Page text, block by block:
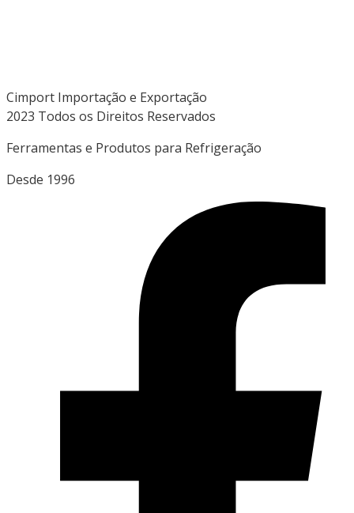
Cimport Importação e Exportação
2023 Todos os Direitos Reservados
Ferramentas e Produtos para Refrigeração
Desde 1996